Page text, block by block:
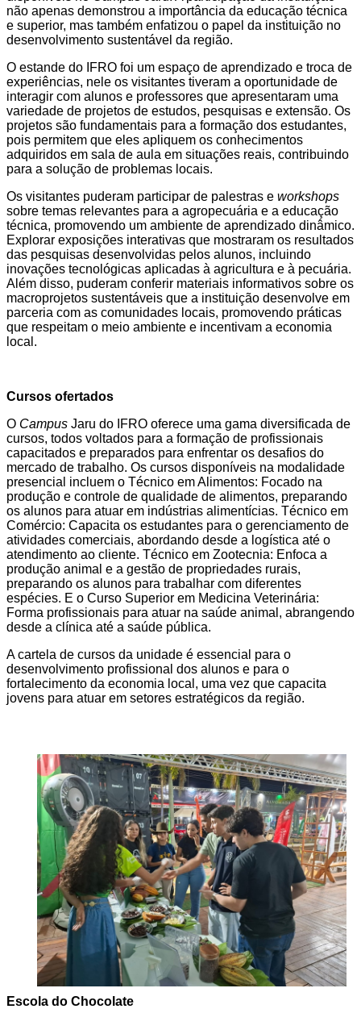
não apenas demonstrou a importância da educação técnica
e superior, mas também enfatizou o papel da instituição no
desenvolvimento sustentável da região.
O estande do IFRO foi um espaço de aprendizado e troca de
experiências, nele os visitantes tiveram a oportunidade de
interagir com alunos e professores que apresentaram uma
variedade de projetos de estudos, pesquisas e extensão. Os
projetos são fundamentais para a formação dos estudantes,
pois permitem que eles apliquem os conhecimentos
adquiridos em sala de aula em situações reais, contribuindo
para a solução de problemas locais.
Os visitantes puderam participar de palestras e workshops
sobre temas relevantes para a agropecuária e a educação
técnica, promovendo um ambiente de aprendizado dinâmico.
Explorar exposições interativas que mostraram os resultados
das pesquisas desenvolvidas pelos alunos, incluindo
inovações tecnológicas aplicadas à agricultura e à pecuária.
Além disso, puderam conferir materiais informativos sobre os
macroprojetos sustentáveis que a instituição desenvolve em
parceria com as comunidades locais, promovendo práticas
que respeitam o meio ambiente e incentivam a economia
local.
Cursos ofertados
O Campus Jaru do IFRO oferece uma gama diversificada de
cursos, todos voltados para a formação de profissionais
capacitados e preparados para enfrentar os desafios do
mercado de trabalho. Os cursos disponíveis na modalidade
presencial incluem o Técnico em Alimentos: Focado na
produção e controle de qualidade de alimentos, preparando
os alunos para atuar em indústrias alimentícias. Técnico em
Comércio: Capacita os estudantes para o gerenciamento de
atividades comerciais, abordando desde a logística até o
atendimento ao cliente. Técnico em Zootecnia: Enfoca a
produção animal e a gestão de propriedades rurais,
preparando os alunos para trabalhar com diferentes
espécies. E o Curso Superior em Medicina Veterinária:
Forma profissionais para atuar na saúde animal, abrangendo
desde a clínica até a saúde pública.
A cartela de cursos da unidade é essencial para o
desenvolvimento profissional dos alunos e para o
fortalecimento da economia local, uma vez que capacita
jovens para atuar em setores estratégicos da região.
Escola do Chocolate